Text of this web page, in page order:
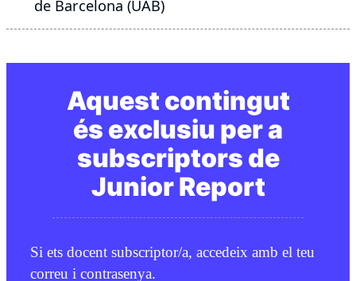
de Barcelona (UAB)
Aquest contingut
és exclusiu per a
subscriptors de
Junior Report
Si ets docent subscriptor/a, accedeix amb el teu
correu i contrasenya.